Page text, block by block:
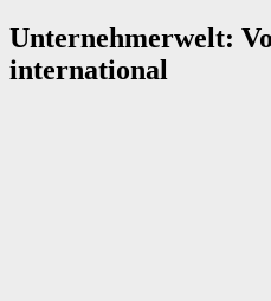
Unternehmerwelt:
international